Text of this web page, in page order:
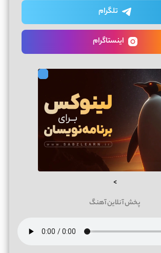
تلگرام
اینستاگرام
>
پخش آنلاین آهنگ